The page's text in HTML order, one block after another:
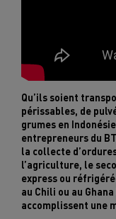
Qu’ils soient
périssables, de
grumes en
entrepreneurs du
la collecte
l’agriculture, le
express ou
au Chili ou au
accomplissent une